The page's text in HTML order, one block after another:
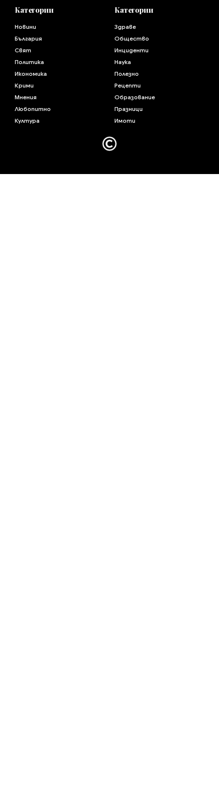
Категории
Новини
България
Свят
Политика
Икономика
Крими
Мнения
Любопитно
Култура
Категории
Здраве
Общество
Инциденти
Наука
Полезно
Рецепти
Образование
Празници
Имоти